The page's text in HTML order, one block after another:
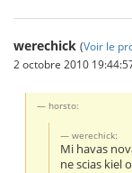
werechick (Voir le
2 octobre 2010
horsto:
werechick:
Mi havas
ne scias kiel